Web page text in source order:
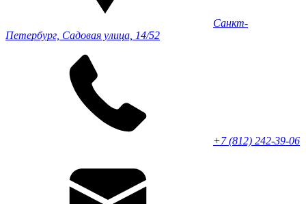
Санкт-
Петербург, Садовая улица, 14/52
+7 (812) 242-39-06